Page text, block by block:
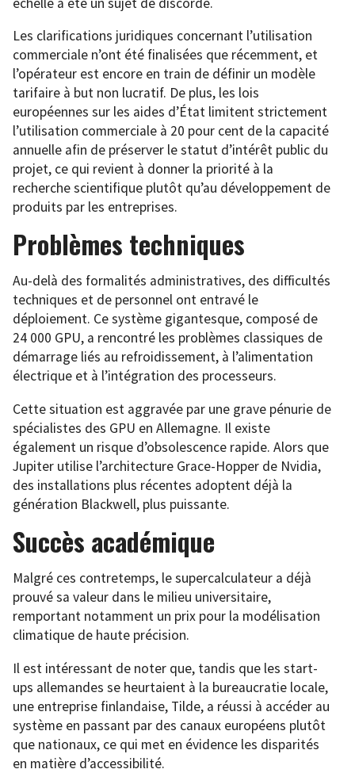
Les clarifications juridiques concernant l’utilisation
commerciale n’ont été finalisées que récemment, et
l’opérateur est encore en train de définir un modèle
tarifaire à but non lucratif. De plus, les lois
européennes sur les aides d’État limitent strictement
l’utilisation commerciale à 20 pour cent de la capacité
annuelle afin de préserver le statut d’intérêt public du
projet, ce qui revient à donner la priorité à la
recherche scientifique plutôt qu’au développement de
produits par les entreprises.
Problèmes techniques
Au-delà des formalités administratives, des difficultés
techniques et de personnel ont entravé le
déploiement. Ce système gigantesque, composé de
24 000 GPU, a rencontré les problèmes classiques de
démarrage liés au refroidissement, à l’alimentation
électrique et à l’intégration des processeurs.
Cette situation est aggravée par une grave pénurie de
spécialistes des GPU en Allemagne. Il existe
également un risque d’obsolescence rapide. Alors que
Jupiter utilise l’architecture Grace-Hopper de Nvidia,
des installations plus récentes adoptent déjà la
génération Blackwell, plus puissante.
Succès académique
Malgré ces contretemps, le supercalculateur a déjà
prouvé sa valeur dans le milieu universitaire,
remportant notamment un prix pour la modélisation
climatique de haute précision.
Il est intéressant de noter que, tandis que les start-
ups allemandes se heurtaient à la bureaucratie locale,
une entreprise finlandaise, Tilde, a réussi à accéder au
système en passant par des canaux européens plutôt
que nationaux, ce qui met en évidence les disparités
en matière d’accessibilité.